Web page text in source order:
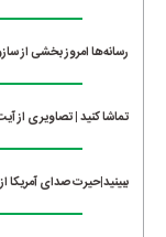
رسانه‌ها امروز بخشی از
تماشا کنید | تصاویری از
ببینید|حیرت صدای آمریکا